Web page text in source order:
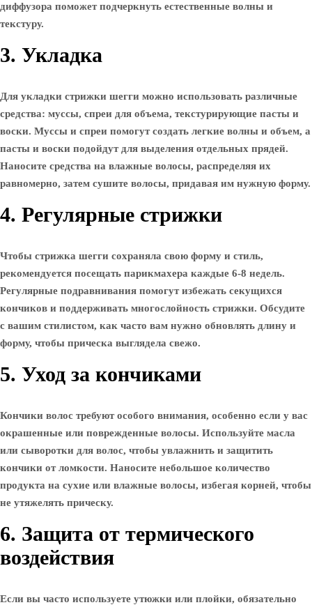
диффузора поможет подчеркнуть естественные волны и
текстуру.
3. Укладка
Для укладки стрижки шегги можно использовать различные
средства: муссы, спреи для объема, текстурирующие пасты и
воски. Муссы и спреи помогут создать легкие волны и объем, а
пасты и воски подойдут для выделения отдельных прядей.
Наносите средства на влажные волосы, распределяя их
равномерно, затем сушите волосы, придавая им нужную форму.
4. Регулярные стрижки
Чтобы стрижка шегги сохраняла свою форму и стиль,
рекомендуется посещать парикмахера каждые 6-8 недель.
Регулярные подравнивания помогут избежать секущихся
кончиков и поддерживать многослойность стрижки. Обсудите
с вашим стилистом, как часто вам нужно обновлять длину и
форму, чтобы прическа выглядела свежо.
5. Уход за кончиками
Кончики волос требуют особого внимания, особенно если у вас
окрашенные или поврежденные волосы. Используйте масла
или сыворотки для волос, чтобы увлажнить и защитить
кончики от ломкости. Наносите небольшое количество
продукта на сухие или влажные волосы, избегая корней, чтобы
не утяжелять прическу.
6. Защита от термического
воздействия
Если вы часто используете утюжки или плойки, обязательно